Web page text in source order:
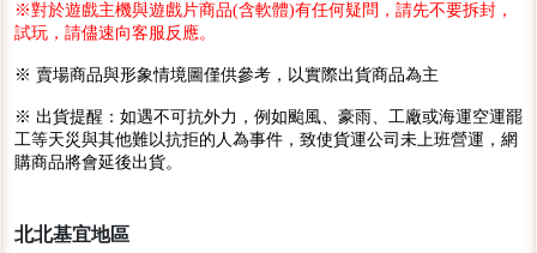
※對於遊戲主機與遊戲片商品(含軟體)有任何疑問，請先不要拆封，
試玩，請儘速向客服反應。
※ 賣場商品與形象情境圖僅供參考，以實際出貨商品為主
※ 出貨提醒：如遇不可抗外力，例如颱風、豪雨、工廠或海運空運罷
工等天災與其他難以抗拒的人為事件，致使貨運公司未上班營運，網
購商品將會延後出貨。
北北基宜地區